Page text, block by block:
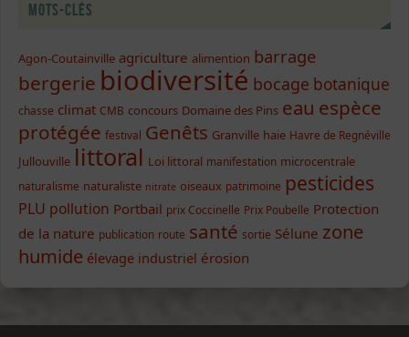
Mots-clés
Agon-Coutainville agriculture alimention barrage
bergerie biodiversité bocage botanique
chasse climat CMB concours Domaine des Pins eau espèce
protégée festival Genêts Granville haie Havre de Regnéville
Jullouville littoral Loi littoral manifestation microcentrale
naturalisme naturaliste nitrate oiseaux patrimoine pesticides
PLU pollution Portbail prix Coccinelle Prix Poubelle Protection
de la nature publication route santé sortie Sélune zone
humide élevage industriel érosion